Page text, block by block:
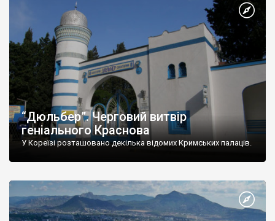
“Дюльбер”. Черговий витвір
геніального Краснова
У Кореїзі розташовано декілька відомих Кримських палаців.